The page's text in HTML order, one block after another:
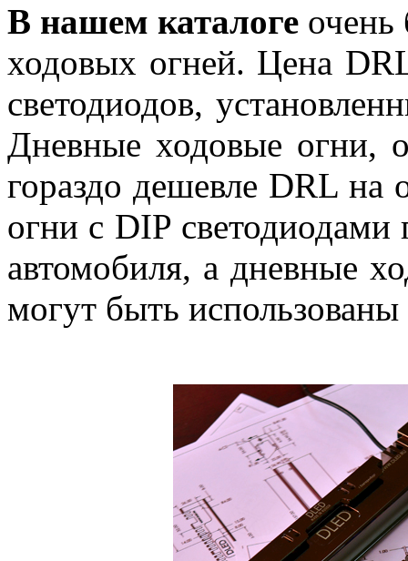
В нашем каталоге очень
ходовых огней. Цена
светодиодов,
Дневные ходовые огни,
гораздо дешевле DRL на
огни с DIP светодиодами
автомобиля, а дневные
могут быть